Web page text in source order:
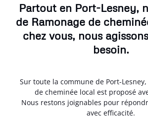
Partout en Port-Lesney,
de Ramonage de
chez vous, nous
besoin.
Sur toute la commune de Port-
de cheminée local est proposé
Nous restons joignables pour
avec efficacité.